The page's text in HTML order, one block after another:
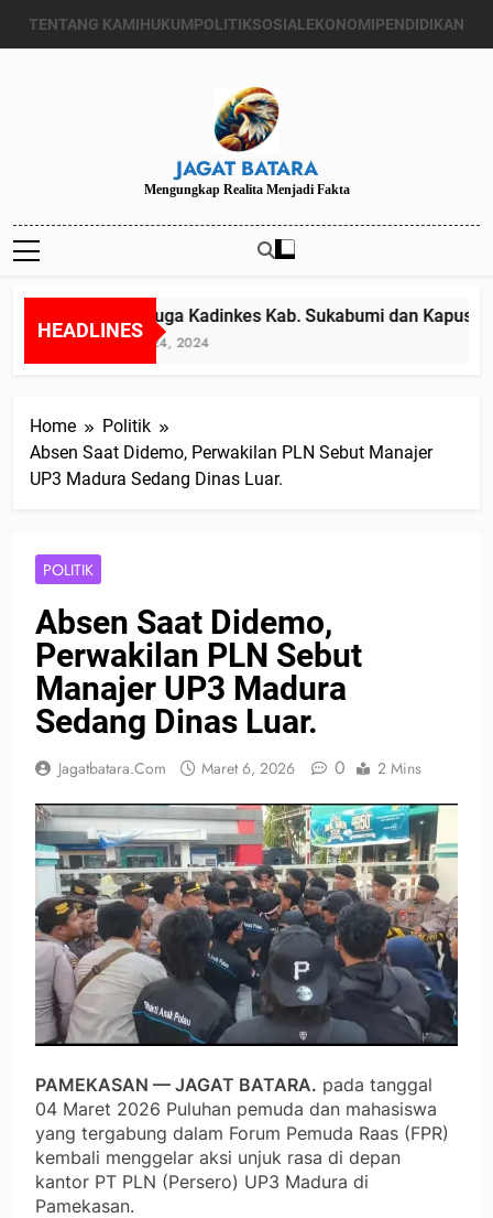
TENTANG KAMIHUKUMPOLITIKSOSIALEKONOMIPENDIDIKAN
JAGAT BATARA
Mengungkap Realita Menjadi Fakta
HEADLINES
Diduga Kadinkes Kab. Sukabumi dan
Juli 24, 2024
Home
Politik
Absen Saat Didemo, Perwakilan PLN Sebut Manajer
UP3 Madura Sedang Dinas Luar.
POLITIK
Absen Saat Didemo,
Perwakilan PLN Sebut
Manajer UP3 Madura
Sedang Dinas Luar.
Jagatbatara.com Maret 6, 2026 0 2 Mins
PAMEKASAN — JAGAT BATARA. pada tanggal
04 Maret 2026 Puluhan pemuda dan mahasiswa
yang tergabung dalam Forum Pemuda Raas (FPR)
kembali menggelar aksi unjuk rasa di depan
kantor PT PLN (Persero) UP3 Madura di
Pamekasan.